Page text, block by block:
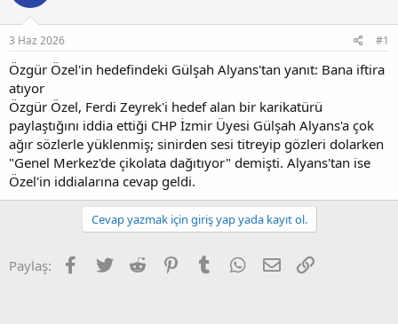
u
b
a
l
a
t
a
n
ç
r
i
h
i
3 Haz 2026 #1
Özgür Özel'in hedefindeki Gülşah Alyans'tan yanıt: Bana iftira
atıyor
Özgür Özel, Ferdi Zeyrek'i hedef alan bir karikatürü
paylaştığını iddia ettiği CHP İzmir Üyesi Gülşah Alyans'a çok
ağır sözlerle yüklenmiş; sinirden sesi titreyip gözleri dolarken
"Genel Merkez'de çikolata dağıtıyor" demişti. Alyans'tan ise
Özel'in iddialarına cevap geldi.
Cevap yazmak için giriş yap yada kayıt ol.
Paylaş: Facebook
Twitter Reddit PinterestTumblr WhatsApp
E-posta